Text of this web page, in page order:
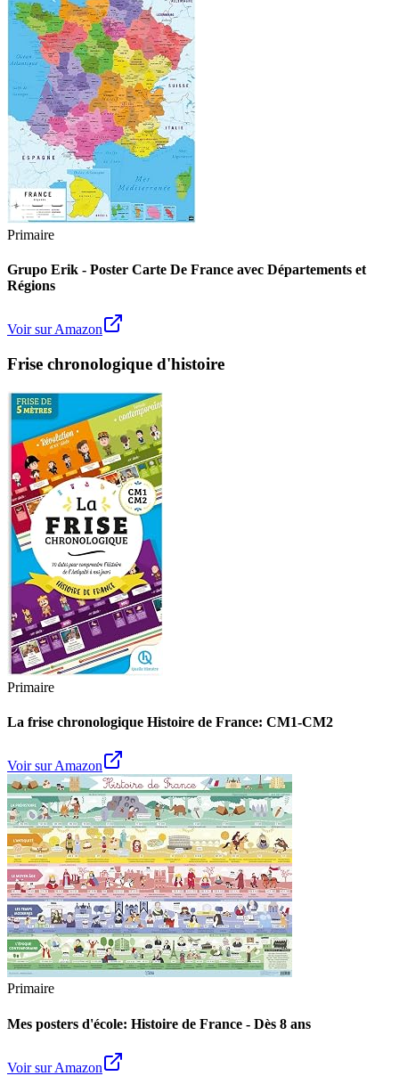
Primaire
Grupo Erik - Poster Carte De France avec Départements et
Régions
Voir sur Amazon
Frise chronologique d'histoire
Primaire
La frise chronologique Histoire de France: CM1-CM2
Voir sur Amazon
Primaire
Mes posters d'école: Histoire de France - Dès 8 ans
Voir sur Amazon